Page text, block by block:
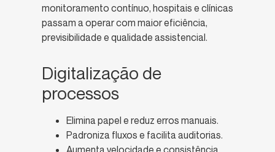
monitoramento contínuo, hospitais e clínicas
passam a operar com maior eficiência,
previsibilidade e qualidade assistencial.
Digitalização de
processos
Elimina papel e reduz erros manuais.
Padroniza fluxos e facilita auditorias.
Aumenta velocidade e consistência